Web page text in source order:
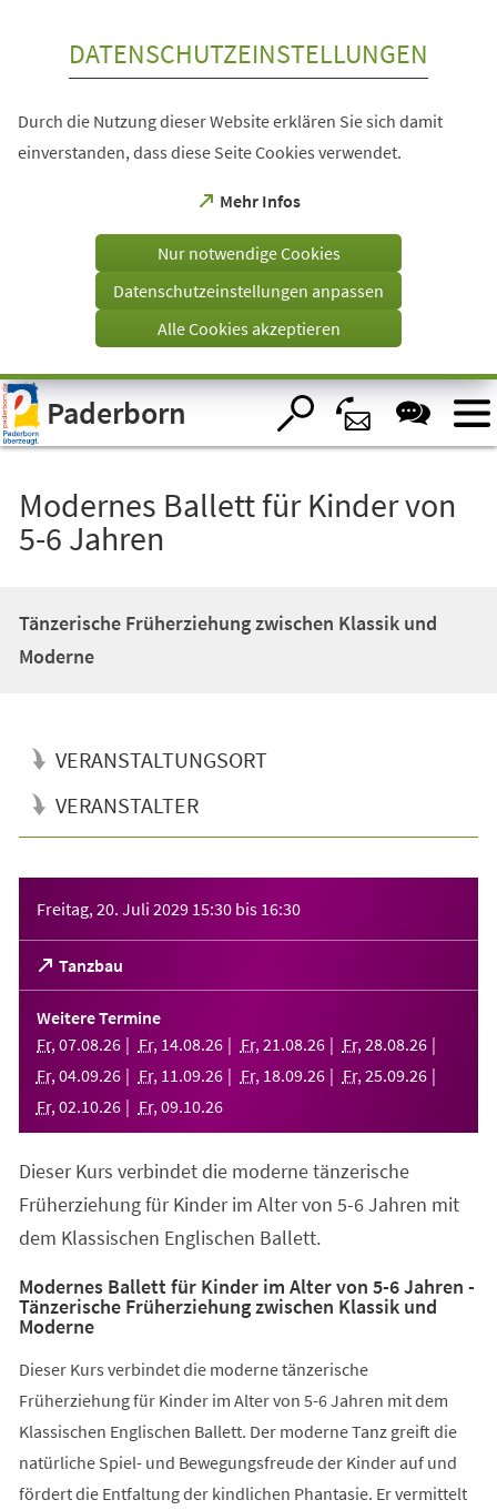
Visuelle
Assistenzsoftware
öffnen.
DATENSCHUTZEINSTELLUNGEN
Durch die Nutzung dieser Website erklären Sie sich damit
einverstanden, dass diese Seite Cookies verwendet.
Mehr Infos
(Öffnet
einem
Tab)
Nur notwendige Cookies
Datenschutzeinstellungen anpassen
Alle Cookies akzeptieren
Paderborn
Modernes Ballett für Kinder von
5-6 Jahren
Tänzerische Früherziehung zwischen Klassik und
Moderne
VERANSTALTUNGSORT
VERANSTALTER
Freitag, 20. Juli 2029 15:30 bis 16:30
Tanzbau
(Öffnet
in
einem
neuen
Tab)
Weitere Termine
Fr, 07.08.26 Fr, 14.08.26 Fr, 21 .08.26 Fr, 28.08.26
Fr, 04.09.26 Fr, 11 .09.26 Fr, 18.09.26 Fr, 25.09.26
Fr, 02.10.26 Fr, 09.10.26
Dieser Kurs verbindet die moderne tänzerische
Früherziehung für Kinder im Alter von 5-6 Jahren mit
dem Klassischen Englischen Ballett.
Modernes Ballett für Kinder im Alter von 5-6 Jahren -
Tänzerische Früherziehung zwischen Klassik und
Moderne
Dieser Kurs verbindet die moderne tänzerische
Früherziehung für Kinder im Alter von 5-6 Jahren mit dem
Klassischen Englischen Ballett. Der moderne Tanz greift die
natürliche Spiel- und Bewegungsfreude der Kinder auf und
fördert die Entfaltung der kindlichen Phantasie. Er vermittelt